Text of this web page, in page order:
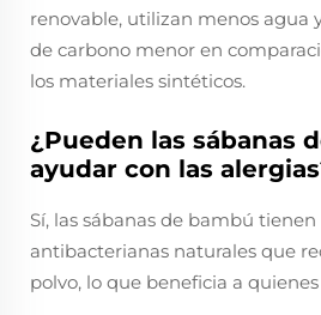
renovable, utilizan menos agua
de carbono menor en
los materiales sintéticos.
¿Pueden las sábanas
ayudar con las
Sí, las sábanas de bambú
antibacterianas naturales que
polvo, lo que beneficia a